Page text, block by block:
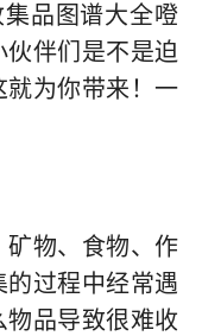
品图谱大全噔
伙伴们是不是迫
就为你带来！一
矿物、食物、作
过程中经常遇
物品导致很难收